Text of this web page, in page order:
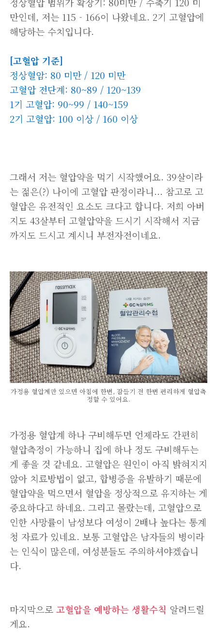
만인데, 저는 115 - 166이 나왔네요. 2기 고혈압에
해당하는 수치입니다.
[고혈압 기준]
정상혈암: 80 미만 / 120 미만
고혈압 전단계: 80~89 / 120~139
1기 고혈압: 90~99 / 140~159
2기 고혈압: 100 이상 / 160 이상
그래서 저는 혈압약을 먹기 시작했어요. 39살이라
는 젊은(?) 나이에 고혈압 판정이라니... 참고로 고
혈압은 유전적인 요소도 크다고 합니다. 저희 아버
지도 43살부터 고혈압약을 드시기 시작해서 지금
까지도 드시고 계시니 부전자전이네요.
가정용 혈압계만 있으면 아침에 한번, 잠들기 전 한번 편리하게 혈압측
정할 수 있어요.
가정용 혈압계 하나 구비해두면 언제라도 간편히
혈압측정이 가능하니 집에 하나 정도 구비해두는
게 좋을 것 같네요. 고혈압은 원인이 아직 밝혀지지
않아 치료방법이 없고, 합병증을 유발하기 때문에
혈압약을 먹으면서 혈압을 정상적으로 유지하는 게
중요하다고 하네요. 그리고 몰랐는데, 고혈압으로
인한 사망률이 남성보다 여성이 2배나 높다는 통계
청 자료가 있네요. 보통 고혈압은 남자들의 병이라
는 인식이 많은데, 여성분들도 주의하셔야겠습니
다.
마지막으로 고혈압을 예방하는 생활수칙 알려드릴
게요.